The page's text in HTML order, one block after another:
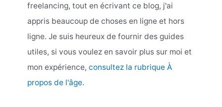
freelancing, tout en écrivant ce blog, j'ai
appris beaucoup de choses en ligne et hors
ligne. Je suis heureux de fournir des guides
utiles, si vous voulez en savoir plus sur moi et
mon expérience, consultez la rubrique À
propos de l'âge.